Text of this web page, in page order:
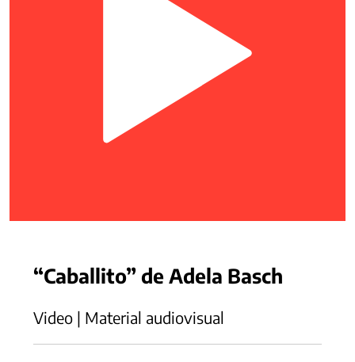
“Caballito” de Adela Basch
Video | Material audiovisual